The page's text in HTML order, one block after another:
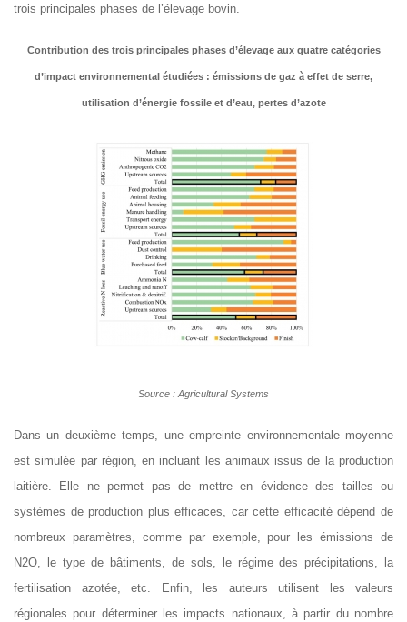
trois principales phases de l’élevage bovin.
Contribution des trois principales phases d’élevage aux quatre catégories
d’impact environnemental étudiées : émissions de gaz à effet de serre,
utilisation d’énergie fossile et d’eau, pertes d’azote
Source : Agricultural Systems
Dans un deuxième temps, une empreinte environnementale moyenne
est simulée par région, en incluant les animaux issus de la production
laitière. Elle ne permet pas de mettre en évidence des tailles ou
systèmes de production plus efficaces, car cette efficacité dépend de
nombreux paramètres, comme par exemple, pour les émissions de
N2O, le type de bâtiments, de sols, le régime des précipitations, la
fertilisation azotée, etc. Enfin, les auteurs utilisent les valeurs
régionales pour déterminer les impacts nationaux, à partir du nombre